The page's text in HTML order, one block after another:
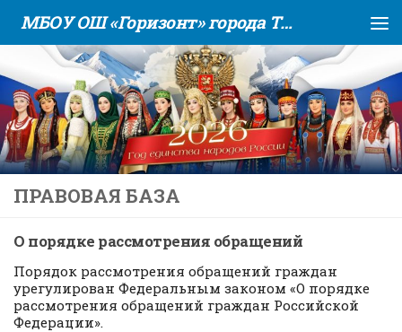
Skip to content МБОУ ОШ «Горизонт» города Тюмени
ПРАВОВАЯ БАЗА
О порядке рассмотрения обращений
Порядок рассмотрения обращений граждан
урегулирован Федеральным законом «О порядке
рассмотрения обращений граждан Российской
Федерации».